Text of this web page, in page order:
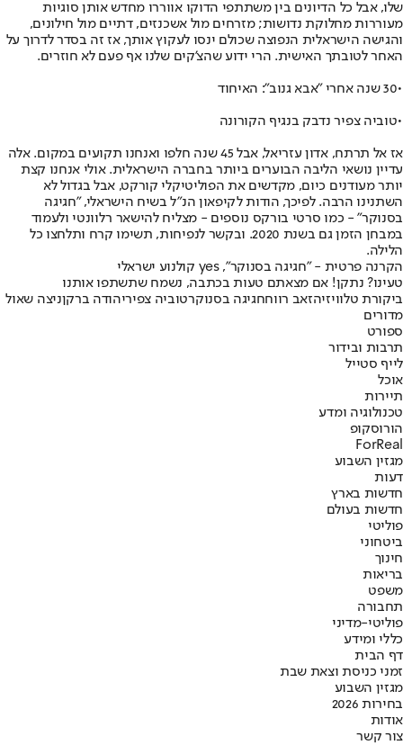
שלו, אבל כל הדיונים בין משתתפי הדוקו אווררו מחדש אותן סוגיות
מעוררות מחלוקת נדושות; מזרחים מול אשכנזים, דתיים מול חילונים,
והגישה הישראלית הנפוצה שכולם ינסו לעקוץ אותך, אז זה בסדר לדרוך על
האחר לטובתך האישית. הרי ידוע שהצ'קים שלנו אף פעם לא חוזרים.
•30 שנה אחרי "אבא גנוב": האיחוד
•טוביה צפיר נדבק בנגיף הקורונה
אז אל תרתח, אדון עזריאל, אבל ‭ 45‬שנה חלפו ואנחנו תקועים במקום. אלה
עדיין נושאי הליבה הבוערים ביותר בחברה הישראלית. אולי אנחנו קצת
יותר מעודנים כיום, מקדשים את הפוליטיקלי קורקט, אבל בגדול לא
השתנינו הרבה. לפיכך, הודות לקיפאון הנ"ל בשיח הישראלי, "חגיגה
בסנוקר" - כמו סרטי בורקס נוספים - מצליח להישאר רלוונטי ולעמוד
במבחן הזמן גם בשנת ‭ .2020‬ובקשר לנפיחות, תשימו קרח ותלחצו כל
הלילה.
הקרנה פרטית - "חגיגה בסנוקר", yes‬ קולנוע ישראלי
טעינו? נתקן! אם מצאתם טעות בכתבה, נשמח שתשתפו אותנו
ביקורת טלוויזיהזאב רווחחגיגה בסנוקרטוביה צפיריהודה ברקןניצה שאול
מדורים
ספורט
תרבות ובידור
לייף סטייל
אוכל
תיירות
טכנולוגיה ומדע
הורוסקופ
ForReal
מגזין השבוע
דעות
חדשות בארץ
חדשות בעולם
פוליטי
ביטחוני
חינוך
בריאות
משפט
תחבורה
פוליטי-מדיני
כללי ומידע
דף הבית
זמני כניסת וצאת שבת
מגזין השבוע
בחירות 2026
אודות
צור קשר